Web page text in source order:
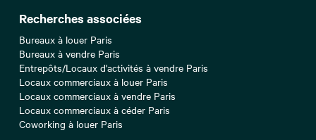
Recherches associées
Bureaux à louer Paris
Bureaux à vendre Paris
Entrepôts/Locaux d'activités à vendre Paris
Locaux commerciaux à louer Paris
Locaux commerciaux à vendre Paris
Locaux commerciaux à céder Paris
Coworking à louer Paris